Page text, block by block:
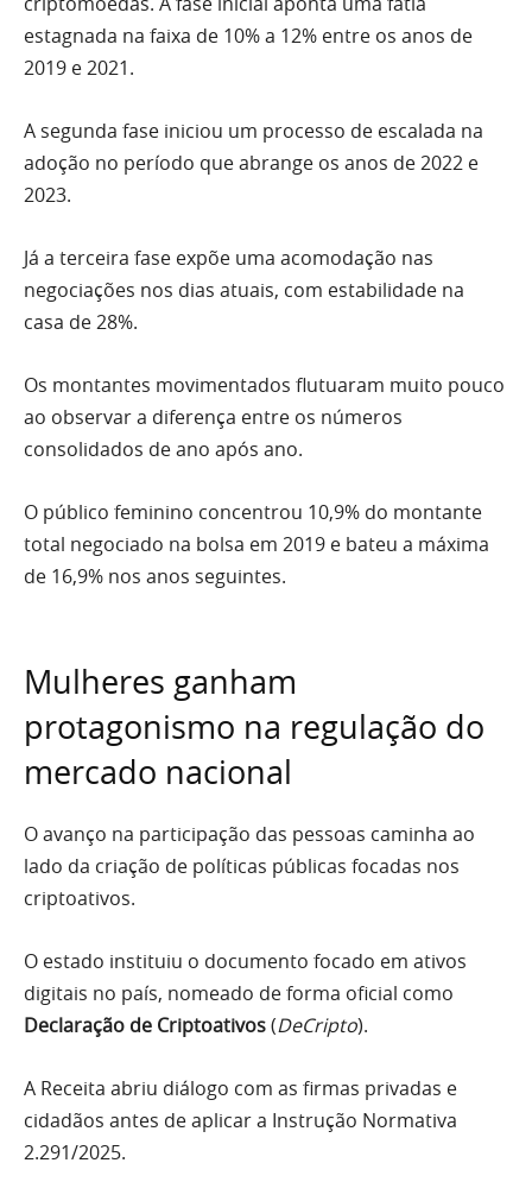
estagnada na faixa de 10% a 12% entre os anos de
2019 e 2021.
A segunda fase iniciou um processo de escalada na
adoção no período que abrange os anos de 2022 e
2023.
Já a terceira fase expõe uma acomodação nas
negociações nos dias atuais, com estabilidade na
casa de 28%.
Os montantes movimentados flutuaram muito pouco
ao observar a diferença entre os números
consolidados de ano após ano.
O público feminino concentrou 10,9% do montante
total negociado na bolsa em 2019 e bateu a máxima
de 16,9% nos anos seguintes.
Mulheres ganham
protagonismo na regulação do
mercado nacional
O avanço na participação das pessoas caminha ao
lado da criação de políticas públicas focadas nos
criptoativos.
O estado instituiu o documento focado em ativos
digitais no país, nomeado de forma oficial como
Declaração de Criptoativos(DeCripto).
A Receita abriu diálogo com as firmas privadas e
cidadãos antes de aplicar a Instrução Normativa
2.291/2025.